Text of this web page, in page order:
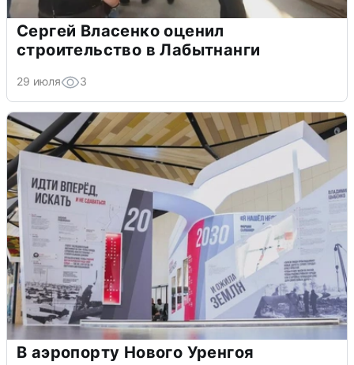
Сергей Власенко оценил
строительство в Лабытнанги
29 июля 3
В аэропорту Нового Уренгоя